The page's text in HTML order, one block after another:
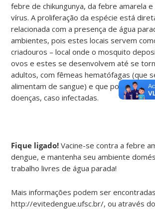
febre de chikungunya, da febre amarela e
vírus. A proliferação da espécie está
relacionada com a presença de água
ambientes, pois estes locais servem
criadouros – local onde o mosquito
ovos e estes se desenvolvem até se
adultos, com fêmeas hematófagas (que
alimentam de sangue) e que podem
doenças, caso infectadas.
Fique ligado! Vacine-se contra a febre
dengue, e mantenha seu ambiente
trabalho livres de água parada!
Mais informações podem ser
http://evitedengue.ufsc.br/, ou através